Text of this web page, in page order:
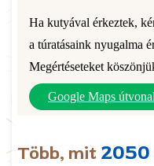
Ha kutyával érkeztek,
a túratásaink nyugalma
Megértéseteket
Google Maps
Több, mit 2050